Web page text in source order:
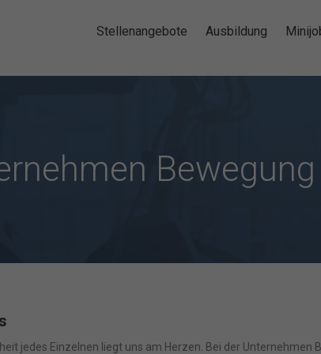
Stellenangebote Ausbildung
jedes Einzelnen liegt uns am Herzen. Bei der